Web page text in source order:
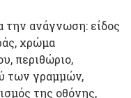
την ανάγνωση: είδος
χρώμα
περιθώριο,
των γραμμών,
της οθόνης,